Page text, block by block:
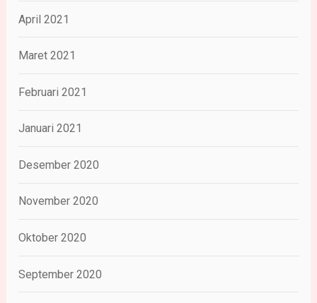
April 2021
Maret 2021
Februari 2021
Januari 2021
Desember 2020
November 2020
Oktober 2020
September 2020